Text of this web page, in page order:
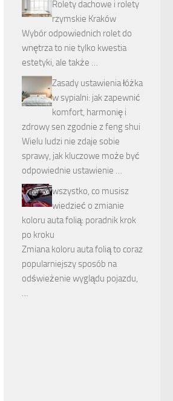
Rolety dachowe i rolety
rzymskie Kraków
Wybór odpowiednich rolet do
wnętrza to nie tylko kwestia
estetyki, ale także …
Zasady ustawienia łóżka
w sypialni: jak zapewnić
komfort, harmonię i
zdrowy sen zgodnie z feng shui
Wielu ludzi nie zdaje sobie
sprawy, jak kluczowe może być
odpowiednie ustawienie …
wszystko, co musisz
wiedzieć o zmianie
koloru auta folią: poradnik krok
po kroku
Zmiana koloru auta folią to coraz
popularniejszy sposób na
odświeżenie wyglądu pojazdu,
…